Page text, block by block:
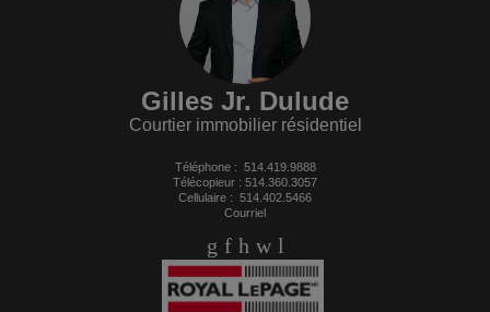
Gilles Jr. Dulude
Courtier immobilier résidentiel
Téléphone : 514.419.9888
Télécopieur : 514.360.3057
Cellulaire : 514.402.5466
Courriel